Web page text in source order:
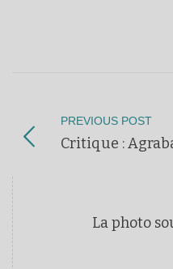
PREVIOUS POST
Critique :
La photo